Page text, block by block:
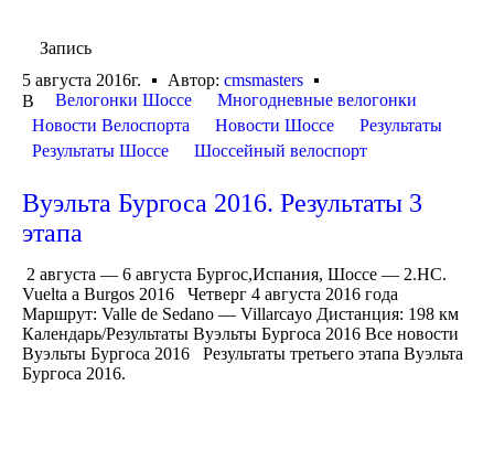
Запись
5 августа 2016г.
Автор: cmsmasters
В
Велогонки Шоссе
Многодневные велогонки
Новости Велоспорта
Новости Шоссе
Результаты
Результаты Шоссе
Шоссейный велоспорт
Вуэльта Бургоса 2016. Результаты 3
этапа
2 августа — 6 августа Бургос,Испания, Шоссе — 2.HC.
Vuelta a Burgos 2016 Четверг 4 августа 2016 года
Маршрут: Valle de Sedano — Villarcayo Дистанция: 198 км
Календарь/Результаты Вуэльты Бургоса 2016 Все новости
Вуэльты Бургоса 2016 Результаты третьего этапа Вуэльта
Бургоса 2016.